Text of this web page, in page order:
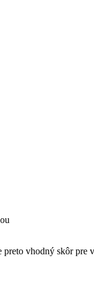
vhodný skôr pre